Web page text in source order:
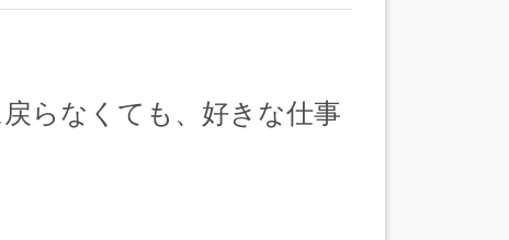
らなくても、好きな仕事